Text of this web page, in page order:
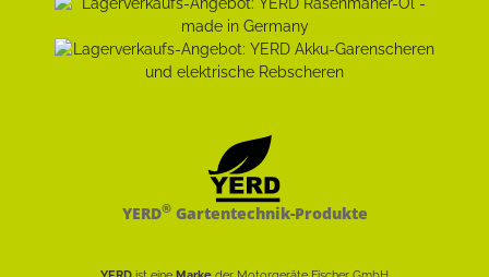
YERD®Gartentechnik-Produkte